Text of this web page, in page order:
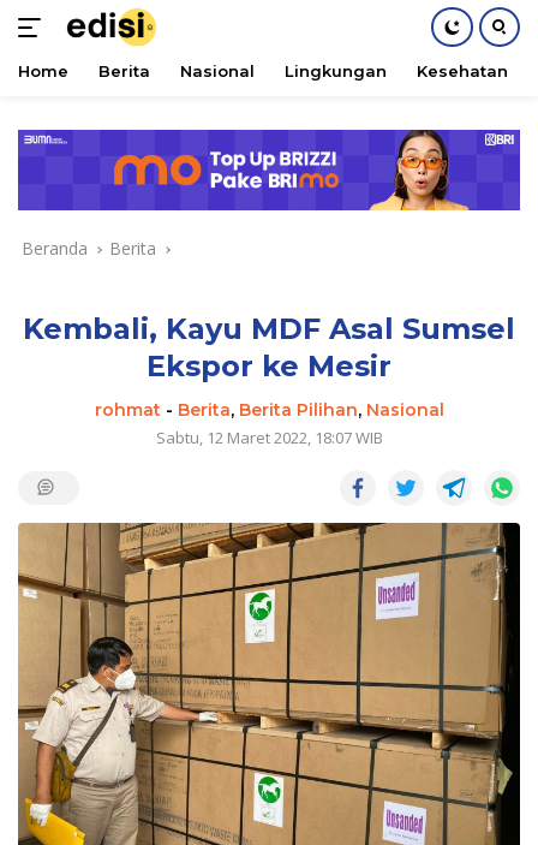
Home Berita Nasional Lingkungan Kesehatan
Beranda Berita
Kembali, Kayu MDF Asal Sumsel
Ekspor ke Mesir
rohmat - Berita, Berita Pilihan, Nasional
Sabtu, 12 Maret 2022, 18:07 WIB